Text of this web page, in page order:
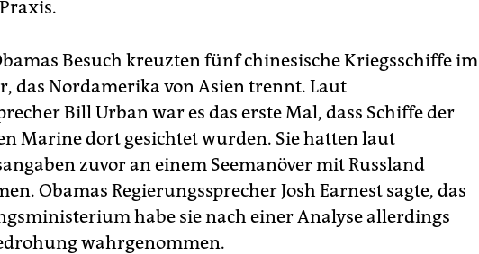
Besuch kreuzten fünf chinesische Kriegsschiffe im
das Nordamerika von Asien trennt. Laut
Bill Urban war es das erste Mal, dass Schiffe der
Marine dort gesichtet wurden. Sie hatten laut
zuvor an einem Seemanöver mit Russland
Obamas Regierungssprecher Josh Earnest sagte, das
habe sie nach einer Analyse allerdings
wahrgenommen.